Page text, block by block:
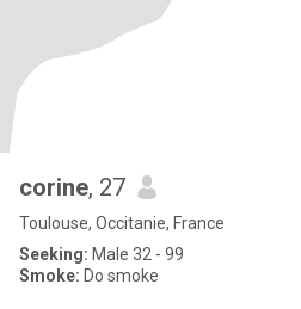
corine, 27
Toulouse, Occitanie, France
Seeking: Male 32 - 99
Smoke: Do smoke